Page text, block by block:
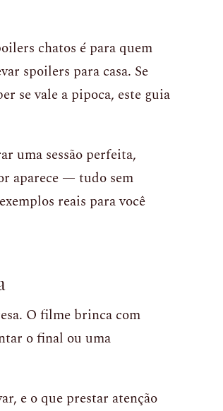
chatos é para quem
spoilers para casa. Se
se vale a pipoca, este guia
uma sessão perfeita,
aparece — tudo sem
reais para você
O filme brinca com
o final ou uma
e o que prestar atenção